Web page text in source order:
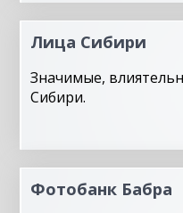
Лица Сибири
Значимые,
Сибири.
Фотобанк Бабра